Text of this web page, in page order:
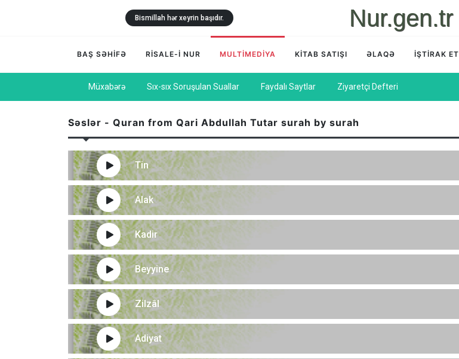
Nur.gen.tr
Bismillah hər xeyrin başıdır.
BAŞ SƏHİFƏ RİSALE-İ NUR MULTİMEDİYA KİTAB SATIŞI ƏLAQƏ İŞTİRAK ET
Müxabərə Sıx-sıx Soruşulan Suallar Faydalı Saytlar Ziyaretçi Defteri
Səslər - Quran from Qari Abdullah Tutar surah by surah
Tin
Alak
Kadir
Beyyine
Zilzâl
Adiyat